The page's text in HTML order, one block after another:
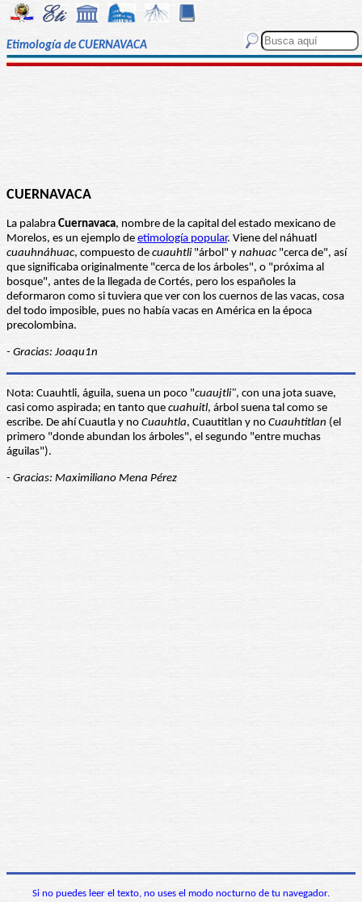
Etimología de CUERNAVACA
CUERNAVACA
La palabra Cuernavaca, nombre de la capital del estado mexicano de
Morelos, es un ejemplo de etimología popular. Viene del náhuatl
cuauhnáhuac, compuesto de cuauhtli "árbol" y nahuac "cerca de", así
que significaba originalmente "cerca de los árboles", o "próxima al
bosque", antes de la llegada de Cortés, pero los españoles la
deformaron como si tuviera que ver con los cuernos de las vacas, cosa
del todo imposible, pues no había vacas en América en la época
precolombina.
- Gracias: Joaqu1n
Nota: Cuauhtli, águila, suena un poco "cuaujtli", con una jota suave,
casi como aspirada; en tanto que cuahuitl, árbol suena tal como se
escribe. De ahí Cuautla y no Cuauhtla, Cuautitlan y no Cuauhtitlan (el
primero "donde abundan los árboles", el segundo "entre muchas
águilas").
- Gracias: Maximiliano Mena Pérez
Si no puedes leer el texto, no uses el modo nocturno de tu navegador.